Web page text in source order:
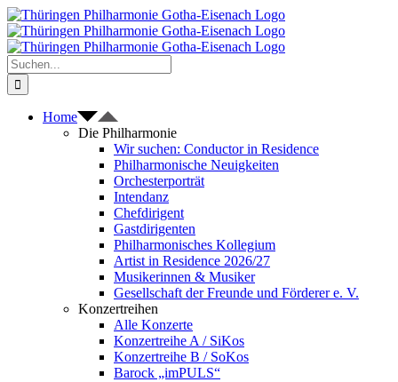
Zum
Inhalt
springen
Suche
nach:
Home
Die Philharmonie
Wir suchen: Conductor in Residence
Philharmonische Neuigkeiten
Orchesterporträt
Intendanz
Chefdirigent
Gastdirigenten
Philharmonisches Kollegium
Artist in Residence 2026/27
Musikerinnen & Musiker
Gesellschaft der Freunde und Förderer e. V.
Konzertreihen
Alle Konzerte
Konzertreihe A / SiKos
Konzertreihe B / SoKos
Barock „imPULS“